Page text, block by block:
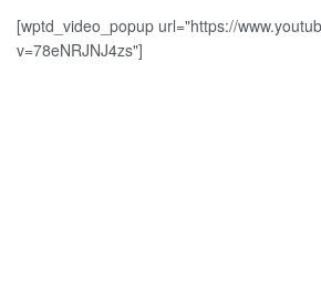
[wptd_video_popup url="https://
v=78eNRJNJ4zs"]